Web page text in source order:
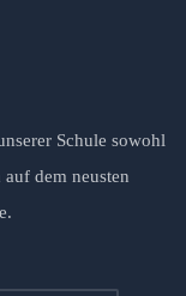
Schule sowohl
dem neusten